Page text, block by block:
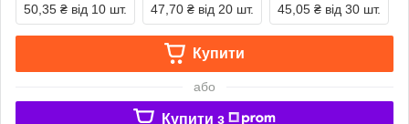
50,35 ₴ від 10 шт. 47,70 ₴ від 20 шт. 45,05 ₴ від 30 шт.
Купити
або
Купити з